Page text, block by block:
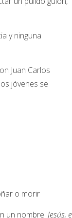
y ninguna
Juan Carlos
jóvenes se
o morir
un nombre: Jesús,